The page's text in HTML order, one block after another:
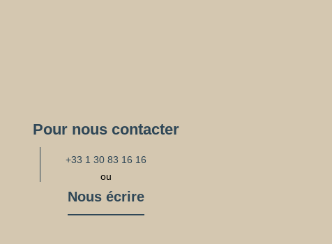
Pour nous contacter
+33 1 30 83 16 16
ou
Nous écrire